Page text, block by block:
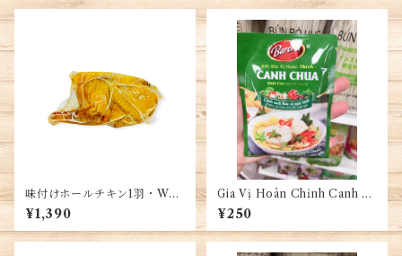
味付けホールチキン1羽・Who
le salted chicken・Gà Ủ Mu
ối
¥1,390
Gia Vị Hoàn Chỉnh Canh C
hua (ベトナム風スープ)
¥250